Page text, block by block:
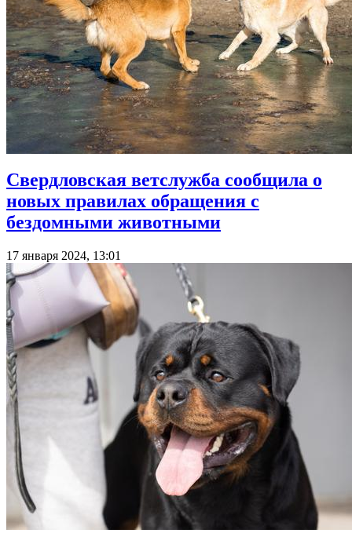
Свердловская ветслужба сообщила о
новых правилах обращения с
бездомными животными
17 января 2024, 13:01